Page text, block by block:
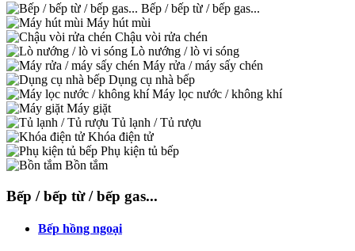
Bếp / bếp từ / bếp gas...
Máy hút mùi
Chậu vòi rửa chén
Lò nướng / lò vi sóng
Máy rửa / máy sấy chén
Dụng cụ nhà bếp
Máy lọc nước / không khí
Máy giặt
Tủ lạnh / Tủ rượu
Khóa điện tử
Phụ kiện tủ bếp
Bồn tắm
Bếp / bếp từ / bếp gas...
Bếp hồng ngoại